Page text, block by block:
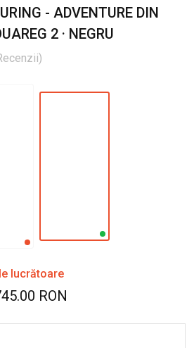
- ADVENTURE DIN
2 · NEGRU
)
lucrătoare
RON